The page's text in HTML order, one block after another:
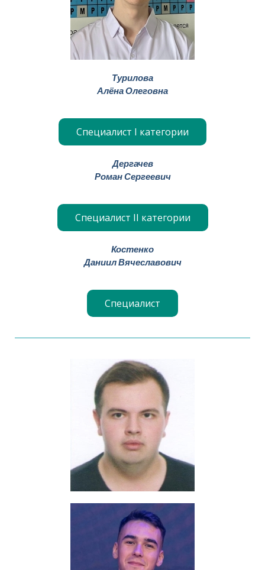
Турилова
Алёна Олеговна
Специалист I категории
Дергачев
Роман Сергеевич
Специалист II категории
Костенко
Даниил Вячеславович
Специалист